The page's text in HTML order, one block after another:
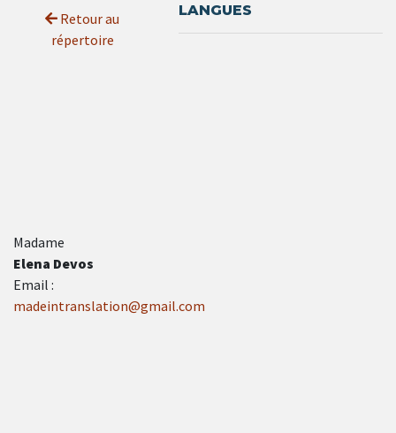
Retour au
répertoire
Madame
Elena Devos
Email :
madeintranslation@gmail.com
LANGUES